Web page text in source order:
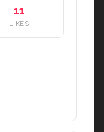
11
LIKES